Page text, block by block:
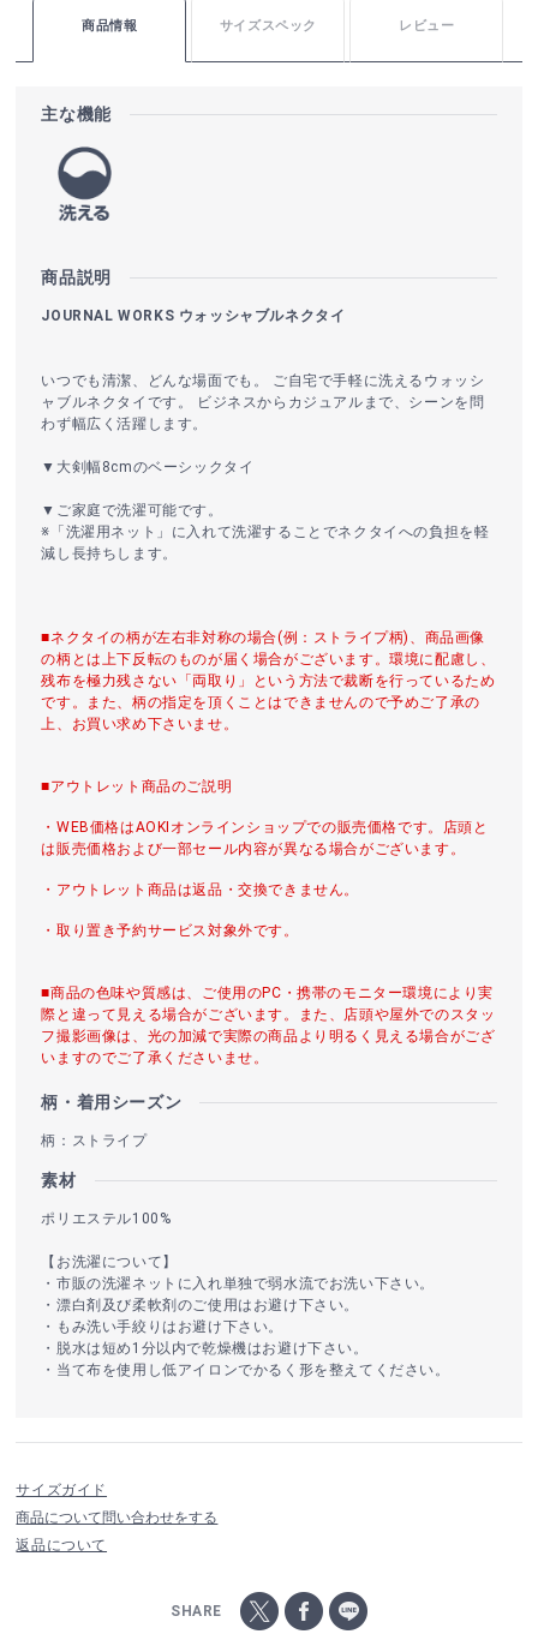
商品情報 サイズスペック レビュー
主な機能
商品説明
JOURNAL WORKS ウォッシャブルネクタイ
いつでも清潔、どんな場面でも。 ご自宅で手軽に洗えるウォッシ
ャブルネクタイです。 ビジネスからカジュアルまで、シーンを問
わず幅広く活躍します。
▼大剣幅8cmのベーシックタイ
▼ご家庭で洗濯可能です。
※「洗濯用ネット」に入れて洗濯することでネクタイへの負担を軽
減し長持ちします。
■ネクタイの柄が左右非対称の場合(例：ストライプ柄)、商品画像
の柄とは上下反転のものが届く場合がございます。環境に配慮し、
残布を極力残さない「両取り」という方法で裁断を行っているため
です。また、柄の指定を頂くことはできませんので予めご了承の
上、お買い求め下さいませ。
■アウトレット商品のご説明
・WEB価格はAOKIオンラインショップでの販売価格です。店頭と
は販売価格および一部セール内容が異なる場合がございます。
・アウトレット商品は返品・交換できません。
・取り置き予約サービス対象外です。
■商品の色味や質感は、ご使用のPC・携帯のモニター環境により実
際と違って見える場合がございます。また、店頭や屋外でのスタッ
フ撮影画像は、光の加減で実際の商品より明るく見える場合がござ
いますのでご了承くださいませ。
柄・着用シーズン
柄：ストライプ
素材
ポリエステル100%
【お洗濯について】
・市販の洗濯ネットに入れ単独で弱水流でお洗い下さい。
・漂白剤及び柔軟剤のご使用はお避け下さい。
・もみ洗い手絞りはお避け下さい。
・脱水は短め1分以内で乾燥機はお避け下さい。
・当て布を使用し低アイロンでかるく形を整えてください。
サイズガイド
商品について問い合わせをする
返品について
SHARE